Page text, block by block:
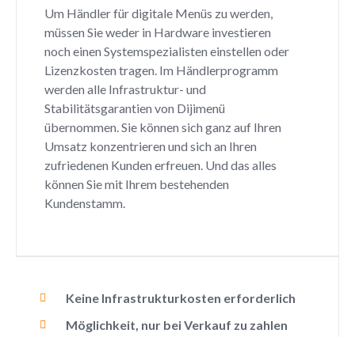
Um Händler für digitale Menüs zu werden,
müssen Sie weder in Hardware investieren
noch einen Systemspezialisten einstellen oder
Lizenzkosten tragen. Im Händlerprogramm
werden alle Infrastruktur- und
Stabilitätsgarantien von Dijimenü
übernommen. Sie können sich ganz auf Ihren
Umsatz konzentrieren und sich an Ihren
zufriedenen Kunden erfreuen. Und das alles
können Sie mit Ihrem bestehenden
Kundenstamm.
Keine Infrastrukturkosten erforderlich
Möglichkeit, nur bei Verkauf zu zahlen